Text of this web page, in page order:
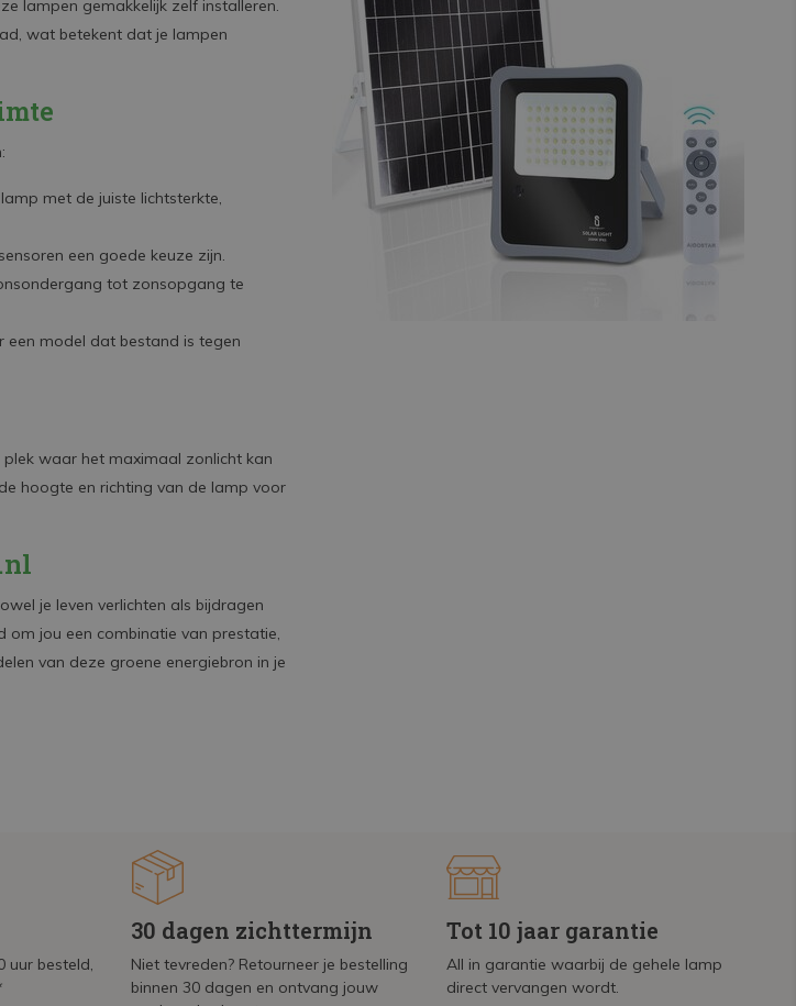
lampen gemakkelijk zelf installeren.
wat betekent dat je lampen
met de juiste lichtsterkte,
een goede keuze zijn.
tot zonsopgang te
een model dat bestand is tegen
waar het maximaal zonlicht kan
hoogte en richting van de lamp voor
je leven verlichten als bijdragen
om jou een combinatie van prestatie,
van deze groene energiebron in je
uur besteld,
30 dagen zichttermijn
Niet tevreden? Retourneer je bestelling
binnen 30 dagen en ontvang jouw
Tot 10 jaar garantie
All in garantie waarbij de gehele lamp
direct vervangen wordt.